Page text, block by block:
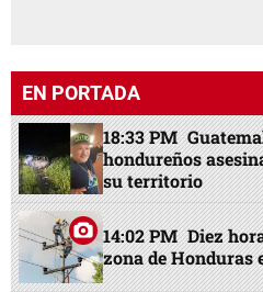
EN PORTADA
18:33 PM
hondureños
su territorio
14:02 PM Diez
zona de Honduras